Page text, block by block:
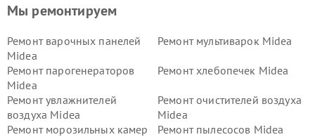
Мы ремонтируем
Ремонт варочных панелей
Midea
Ремонт мультиварок Midea
Ремонт парогенераторов
Midea
Ремонт хлебопечек Midea
Ремонт увлажнителей
воздуха Midea
Ремонт очистителей воздуха
Midea
Ремонт морозильных камер
Ремонт пылесосов Midea